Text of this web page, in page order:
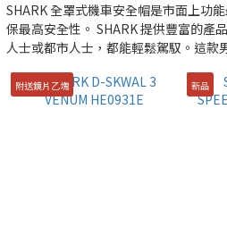
SHARK 全罩式機車安全帽是市面上功
保最高安全性。 SHARK 提供豐富的產
人士或都市人士，都能輕鬆駕馭。這款
附送鏡片乙塊 新品